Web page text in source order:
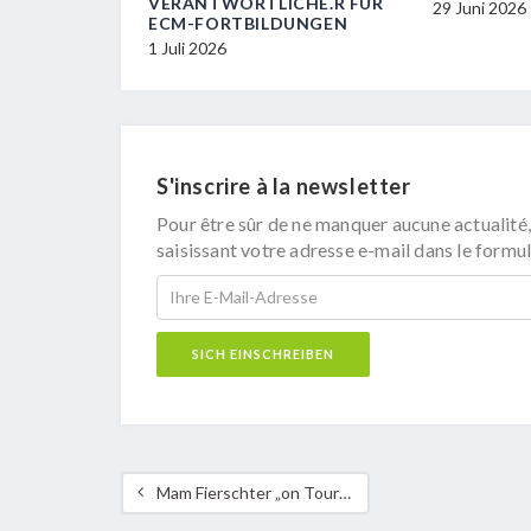
ECM-FORTBILDUNGEN
1 Juli 2026
29 Juni 2026
S'inscrire à la newsletter
Pour être sûr de ne manquer aucune
saisissant votre adresse e-mail dans le
Mam Fierschter „on Tour“ duerch d’Natur